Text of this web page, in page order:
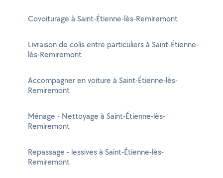
Covoiturage à Saint-Étienne-lès-Remiremont
Livraison de colis entre particuliers à Saint-Étienne-
lès-Remiremont
Accompagner en voiture à Saint-Étienne-lès-
Remiremont
Ménage - Nettoyage à Saint-Étienne-lès-
Remiremont
Repassage - lessives à Saint-Étienne-lès-
Remiremont